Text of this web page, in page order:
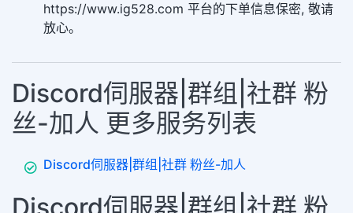
https://www.ig528.com 平台的下单信息保密, 敬请
放心。
Discord伺服器|群组|社群 粉
丝-加人 更多服务列表
Discord伺服器|群组|社群 粉丝-加人